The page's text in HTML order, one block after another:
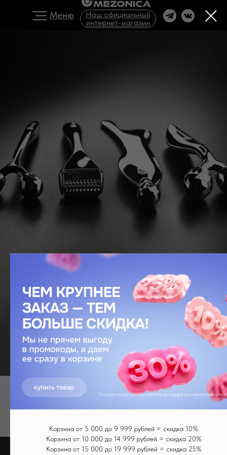
Меню
Наш официальный
интернет-магазин
МАССАЖЕРЫ
Массажеры
/
Главная
Корзина от 5 000 до 9 999 рублей = скидка 10%
Корзина от 10 000 до 14 999 рублей = скидка 20%
Корзина от 15 000 до 19 999 рублей = скидка 25%